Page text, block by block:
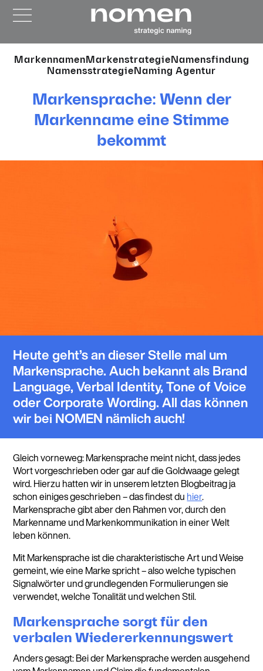
MarkennamenMarkenstrategieNamensfindung
NamensstrategieNaming Agentur
Markensprache: Wenn der
Markenname eine Stimme
bekommt
Heute geht’s an dieser Stelle mal um
Markensprache. Auch bekannt als Brand
Language, Verbal Identity, Tone of Voice
oder Corporate Wording. All das können
wir bei NOMEN nämlich auch!
Gleich vorneweg: Markensprache meint nicht, dass jedes
Wort vorgeschrieben oder gar auf die Goldwaage gelegt
wird. Hierzu hatten wir in unserem letzten Blogbeitrag ja
schon einiges geschrieben – das findest du hier.
Markensprache gibt aber den Rahmen vor, durch den
Markenname und Markenkommunikation in einer Welt
leben können.
Mit Markensprache ist die charakteristische Art und Weise
gemeint, wie eine Marke spricht – also welche typischen
Signalwörter und grundlegenden Formulierungen sie
verwendet, welche Tonalität und welchen Stil.
Markensprache sorgt für den
verbalen Wiedererkennungswert
Anders gesagt: Bei der Markensprache werden ausgehend